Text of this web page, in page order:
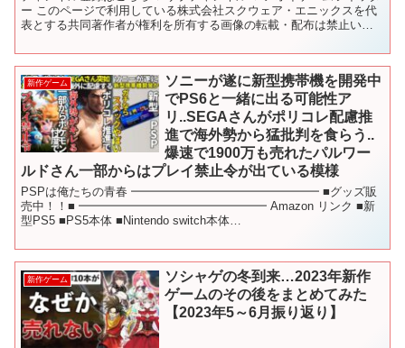
ー このページで利用している株式会社スクウェア・エニックスを代
表とする共同著作者が権利を所有する画像の転載・配布は禁止いた
新作ゲーム
ソニーが遂に新型携帯機を開発中
でPS6と一緒に出る可能性ア
リ..SEGAさんがポリコレ配慮推
進で海外勢から猛批判を食らう..
爆速で1900万も売れたパルワー
ルドさん一部からはプレイ禁止令が出ている模様
PSPは俺たちの青春 ━━━━━━━━━━━━━━━━ ■グッズ販
売中！！■ ━━━━━━━━━━━━━━━━ Amazon リンク ■新
型PS5 ■PS5本体 ■Nintendo switch本体
新作ゲーム
ソシャゲの冬到来…2023年新作
ゲームのその後をまとめてみた
【2023年5～6月振り返り】